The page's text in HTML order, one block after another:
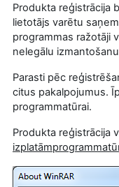
Produkta reģistrācija
lietotājs varētu
programmas ražotāji
nelegālu
Parasti pēc
citus pakalpojumus.
programmatūrai.
Produkta reģistrācija